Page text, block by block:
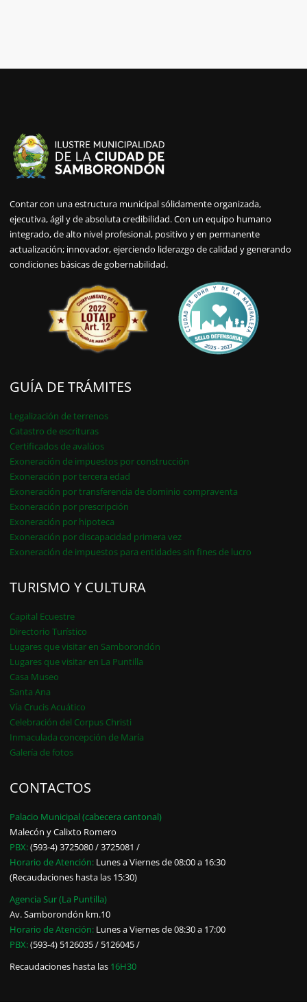
Contar con una estructura municipal sólidamente organizada,
ejecutiva, ágil y de absoluta credibilidad. Con un equipo humano
integrado, de alto nivel profesional, positivo y en permanente
actualización; innovador, ejerciendo liderazgo de calidad y generando
condiciones básicas de gobernabilidad.
GUÍA DE TRÁMITES
Legalización de terrenos
Catastro de escrituras
Certificados de avalúos
Exoneración de impuestos por construcción
Exoneración por tercera edad
Exoneración por transferencia de dominio compraventa
Exoneración por prescripción
Exoneración por hipoteca
Exoneración por discapacidad primera vez
Exoneración de impuestos para entidades sin fines de lucro
TURISMO Y CULTURA
Capital Ecuestre
Directorio Turístico
Lugares que visitar en Samborondón
Lugares que visitar en La Puntilla
Casa Museo
Santa Ana
Vía Crucis Acuático
Celebración del Corpus Christi
Inmaculada concepción de María
Galería de fotos
CONTACTOS
Palacio Municipal (cabecera cantonal)
Malecón y Calixto Romero
PBX:(593-4) 3725080 / 3725081 /
Horario de Atención: Lunes a Viernes de 08:00 a 16:30
(Recaudaciones hasta las 15:30)
Agencia Sur (La Puntilla)
Av. Samborondón km.10
Horario de Atención: Lunes a Viernes de 08:30 a 17:00
PBX:(593-4) 5126035 / 5126045 /
Recaudaciones hasta las 16H30